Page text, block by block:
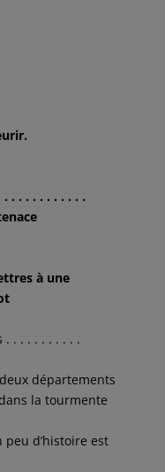
. . . . . . . . . . .
. . . . . . . . . .
départements
la tourmente
d’histoire est